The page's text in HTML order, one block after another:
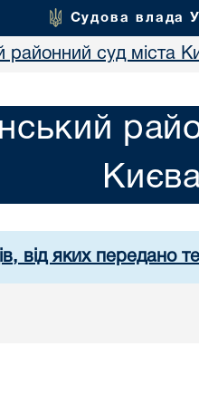
Судова влада
районний суд міста
від яких передано